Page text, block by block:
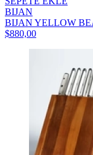
BIJAN
BIJAN YELLOW
$880,00